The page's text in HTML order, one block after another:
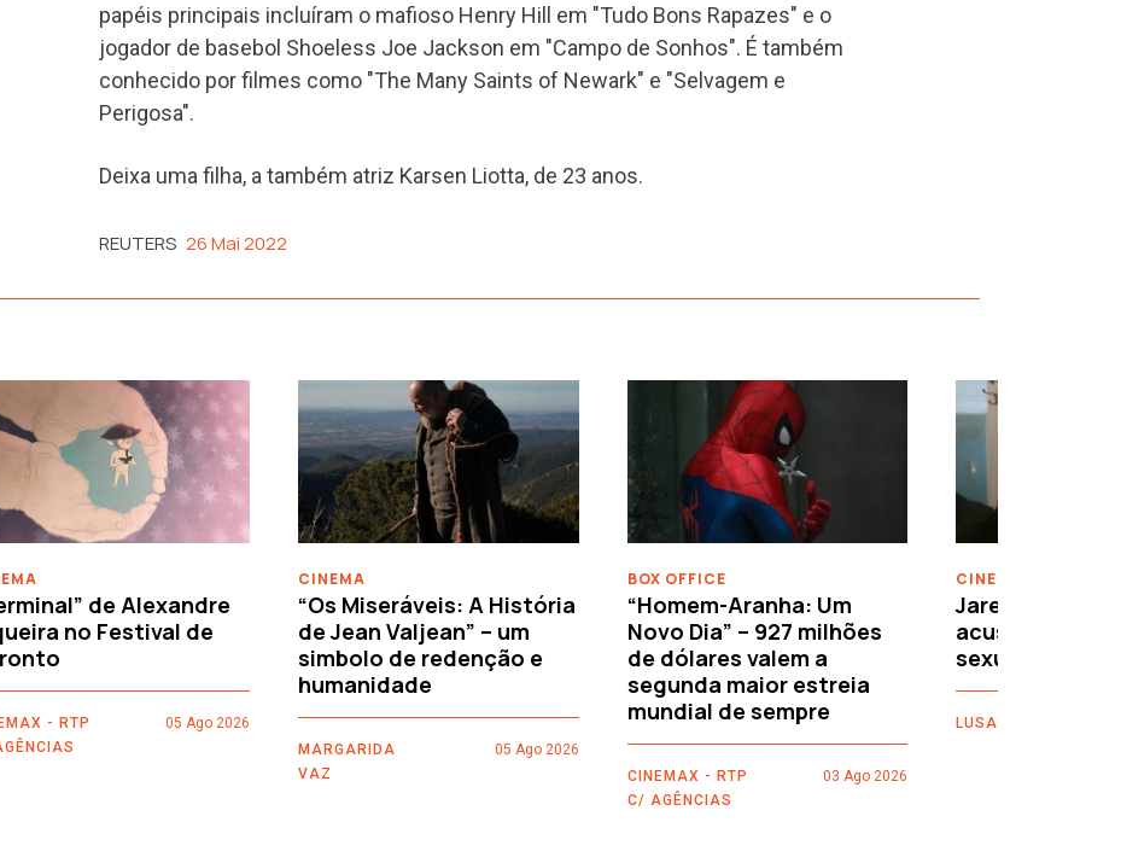
papéis principais incluíram o mafioso Henry Hill em "Tudo Bons Rapazes" e o
jogador de basebol Shoeless Joe Jackson em "Campo de Sonhos". É também
conhecido por filmes como "The Many Saints of Newark" e "Selvagem e
Perigosa".
Deixa uma filha, a também atriz Karsen Liotta, de 23 anos.
REUTERS 26 Mai 2022
de Alexandre
no Festival de
- RTP
05 Ago 2026
CINEMA
“Os Miseráveis: A História
de Jean Valjean” – um
simbolo de redenção e
humanidade
MARGARIDA
VAZ
05 Ago 2026
BOX OFFICE
“Homem-Aranha: Um
Novo Dia” – 927 milhões
de dólares valem a
segunda maior estreia
mundial de sempre
CINEMAX - RTP
C/ AGÊNCIAS
03 Ago 2026
CINEMA
Jared Leto
acusações de
sexuais
LUSA